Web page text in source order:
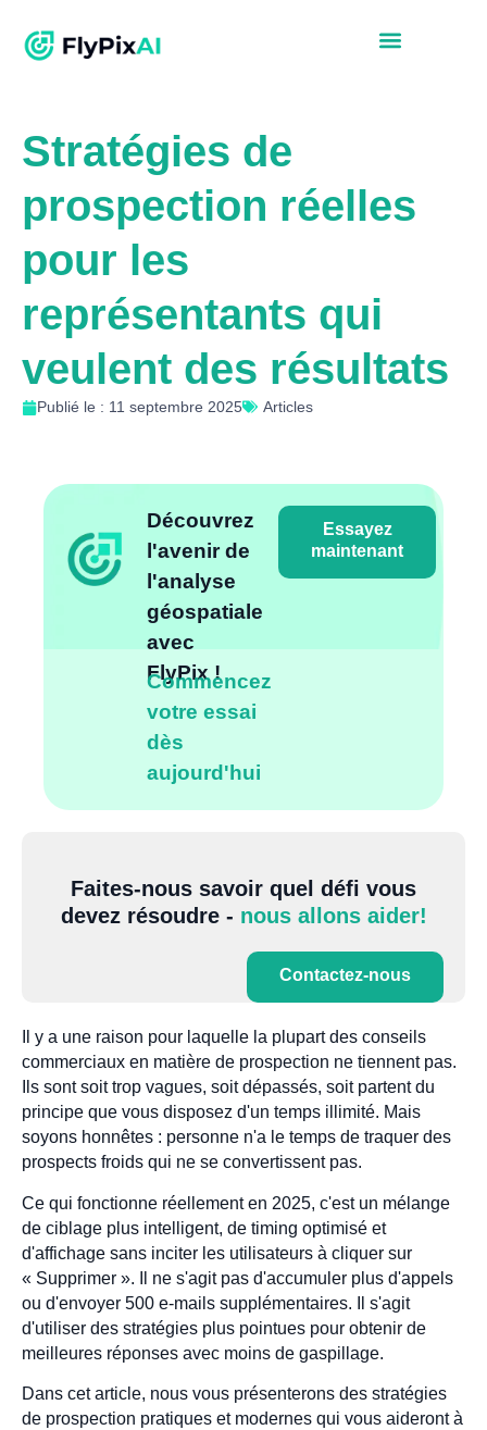
Stratégies de
prospection réelles
pour les
représentants qui
veulent des résultats
Publié le : 11 septembre 2025 Articles
Découvrez
l'avenir de
l'analyse
géospatiale
avec
FlyPix !
Commencez
votre essai
dès
aujourd'hui
Essayez
maintenant
Faites-nous savoir quel défi vous
devez résoudre - nous allons aider!
Contactez-nous
Il y a une raison pour laquelle la plupart des conseils
commerciaux en matière de prospection ne tiennent pas.
Ils sont soit trop vagues, soit dépassés, soit partent du
principe que vous disposez d'un temps illimité. Mais
soyons honnêtes : personne n'a le temps de traquer des
prospects froids qui ne se convertissent pas.
Ce qui fonctionne réellement en 2025, c'est un mélange
de ciblage plus intelligent, de timing optimisé et
d'affichage sans inciter les utilisateurs à cliquer sur
« Supprimer ». Il ne s'agit pas d'accumuler plus d'appels
ou d'envoyer 500 e-mails supplémentaires. Il s'agit
d'utiliser des stratégies plus pointues pour obtenir de
meilleures réponses avec moins de gaspillage.
Dans cet article, nous vous présenterons des stratégies
de prospection pratiques et modernes qui vous aideront à